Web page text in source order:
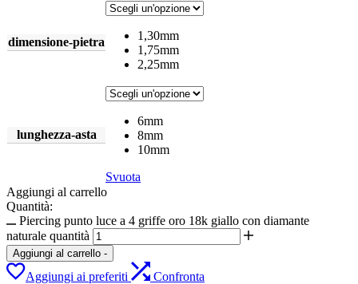
dimensione-pietra
1,30mm
1,75mm
2,25mm
lunghezza-asta
6mm
8mm
10mm
Svuota
Aggiungi al carrello
Quantità:
Piercing punto luce a 4 griffe oro 18k giallo con diamante
naturale quantità
Aggiungi al carrello -
Aggiungi ai preferiti
Confronta